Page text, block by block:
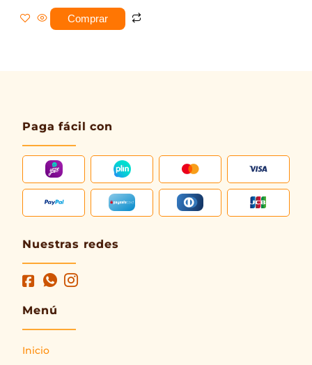
Comprar
Paga fácil con
Nuestras redes
Menú
Inicio